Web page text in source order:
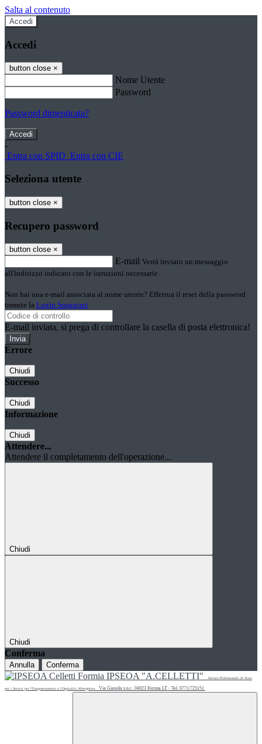
Salta al contenuto
Accedi
Accedi
button close ×
Nome Utente
Password
Password dimenticata?
-
Entra con SPID Entra con CIE
Seleziona utente
button close ×
Recupero password
button close ×
E-mail Verrà inviato un messaggio
all'indirizzo indicato con le istruzioni necessarie.
Non hai una e-mail associata al nome utente? Effettua il reset della password
tramite la Login Spaggiari
E-mail inviata, si prega di controllare la casella di posta elettronica!
Errore
Chiudi
Successo
Chiudi
Informazione
Chiudi
Attendere...
Attendere il completamento dell'operazione...
Chiudi
Chiudi
Conferma
Annulla Conferma
IPSEOA "A.CELLETTI" Istituto Professionale di Stato
per i Servizi per l'Enogastronomia e l'Ospitalità Alberghiera Via Gianola s.n.c. 04023 Formia LT - Tel. 0771/725151